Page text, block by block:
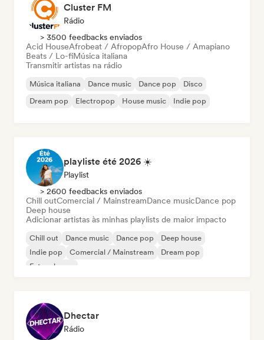
Cluster FM
Rádio
> 3500 feedbacks enviados
Acid HouseAfrobeat / AfropopAfro House / Amapiano
Beats / Lo-fiMúsica italiana
Transmitir artistas na rádio
Música italiana Dance music Dance pop
Disco
Dream pop
Electropop House music Indie pop
playliste été 2026 ☀️
Playlist
> 2600 feedbacks enviados
Chill outComercial / MainstreamDance musicDance pop
Deep house
Adicionar artistas às minhas playlists de maior impacto
Chill out Dance music Dance pop
Deep house
Indie pop
Comercial / Mainstream
Dream pop
Future house
Dhectar
Rádio